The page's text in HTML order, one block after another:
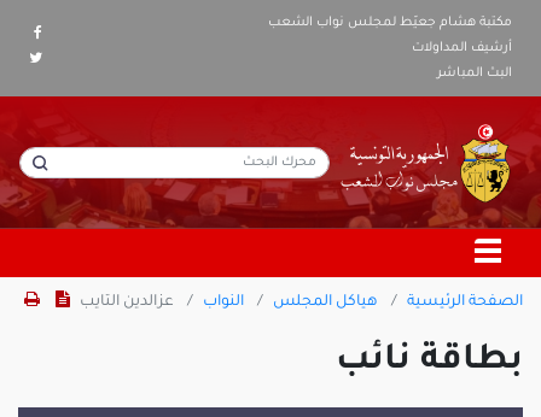
مكتبة هشام جعيّط لمجلس نواب الشعب
أرشيف المداولات
البث المباشر
الصفحة الرئيسية هياكل المجلس النواب عزالدين التايب
بطاقة نائب